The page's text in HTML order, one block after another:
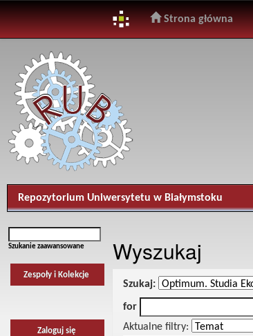
navigation
Strona główna
Repozytorium Uniwersytetu w Białymstoku
Szukanie zaawansowane
Zespoły i Kolekcje
Zaloguj się
Wyszukaj
Szukaj:
for
Aktualne filtry: